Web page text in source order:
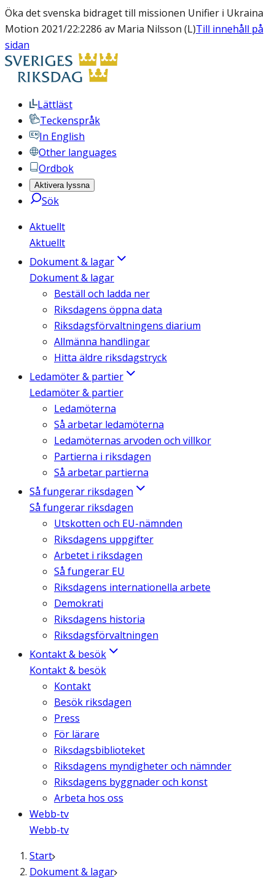
Öka det svenska bidraget till missionen Unifier i Ukraina
Motion 2021/22:2286 av Maria Nilsson (L)Till innehåll på
sidan
Lättläst
Teckenspråk
In English
Other languages
Ordbok
Aktivera lyssna
Sök
Aktuellt
Aktuellt
Dokument & lagar
Dokument & lagar
Beställ och ladda ner
Riksdagens öppna data
Riksdagsförvaltningens diarium
Allmänna handlingar
Hitta äldre riksdagstryck
Ledamöter & partier
Ledamöter & partier
Ledamöterna
Så arbetar ledamöterna
Ledamöternas arvoden och villkor
Partierna i riksdagen
Så arbetar partierna
Så fungerar riksdagen
Så fungerar riksdagen
Utskotten och EU-nämnden
Riksdagens uppgifter
Arbetet i riksdagen
Så fungerar EU
Riksdagens internationella arbete
Demokrati
Riksdagens historia
Riksdagsförvaltningen
Kontakt & besök
Kontakt & besök
Kontakt
Besök riksdagen
Press
För lärare
Riksdagsbiblioteket
Riksdagens myndigheter och nämnder
Riksdagens byggnader och konst
Arbeta hos oss
Webb-tv
Webb-tv
Start
Dokument & lagar